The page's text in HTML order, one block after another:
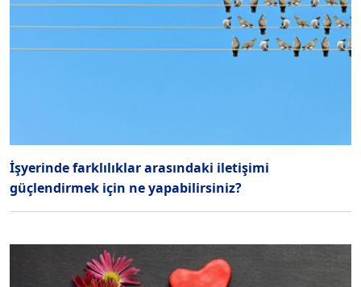
İşyerinde farklılıklar arasındaki iletişimi
güçlendirmek için ne yapabilirsiniz?